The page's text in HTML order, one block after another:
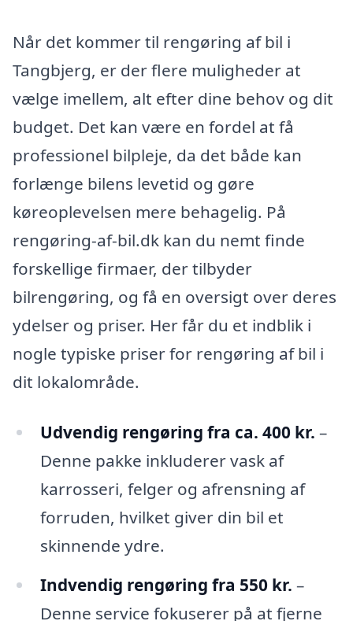
Når det kommer til rengøring af bil i
Tangbjerg, er der flere muligheder at
vælge imellem, alt efter dine behov og dit
budget. Det kan være en fordel at få
professionel bilpleje, da det både kan
forlænge bilens levetid og gøre
køreoplevelsen mere behagelig. På
rengøring-af-bil.dk kan du nemt finde
forskellige firmaer, der tilbyder
bilrengøring, og få en oversigt over deres
ydelser og priser. Her får du et indblik i
nogle typiske priser for rengøring af bil i
dit lokalområde.
Udvendig rengøring fra ca. 400 kr. –
Denne pakke inkluderer vask af
karrosseri, felger og afrensning af
forruden, hvilket giver din bil et
skinnende ydre.
Indvendig rengøring fra 550 kr. –
Denne service fokuserer på at fjerne